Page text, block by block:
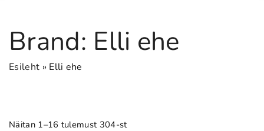
Brand: Elli ehe
Esileht » Elli ehe
Näitan 1–16 tulemust 304-st